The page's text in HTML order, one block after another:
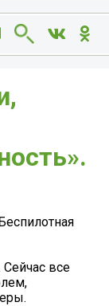
все